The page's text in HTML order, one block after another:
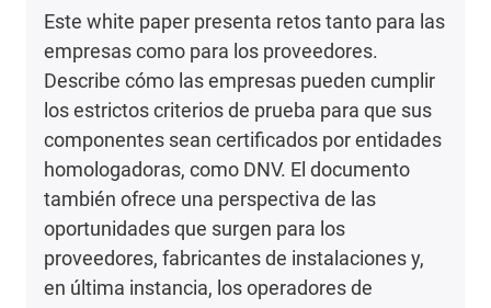
Este white paper presenta retos tanto para las
empresas como para los proveedores.
Describe cómo las empresas pueden cumplir
los estrictos criterios de prueba para que sus
componentes sean certificados por entidades
homologadoras, como DNV. El documento
también ofrece una perspectiva de las
oportunidades que surgen para los
proveedores, fabricantes de instalaciones y,
en última instancia, los operadores de